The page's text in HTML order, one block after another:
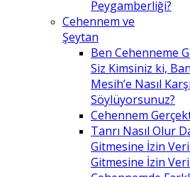
Peygamberliği?
Cehennem ve
Şeytan
Ben Cehenneme
Siz Kimsiniz ki,
Mesih’e Nasıl
Söylüyorsunuz?
Cehennem
Tanrı Nasıl Olur
Gitmesine İzin
Gitmesine İzin